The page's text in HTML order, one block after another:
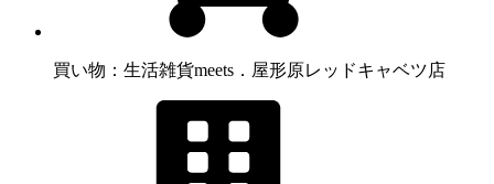
買い物：生活雑貨meets．屋形原レッドキャベツ店